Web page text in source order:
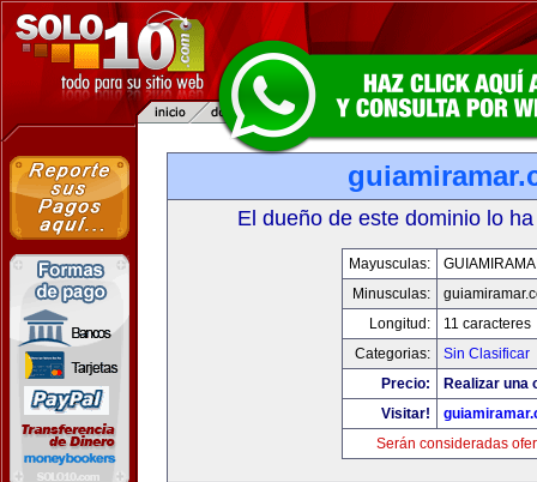
El dueño de este dominio lo
Mayusculas:
Minusculas:
Longitud:
11 caracteres
Categorias:
Sin Clasificar
Precio:
Realizar una
Visitar!
Serán consideradas